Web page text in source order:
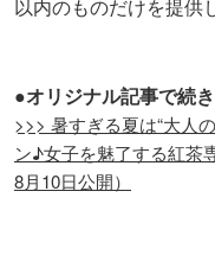
以内のものだけを提供
●オリジナル記事で続
>>> 暑すぎる夏は“大人
ン♪女子を魅了する紅茶
8月10日公開）